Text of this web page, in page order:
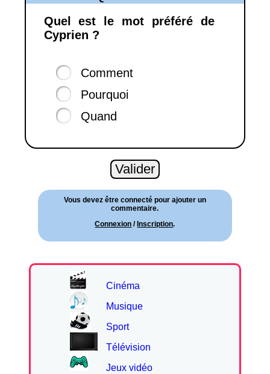
Quel est le mot préféré de
Cyprien ?
Comment
Pourquoi
Quand
Vous devez être connecté pour ajouter un
commentaire.
Connexion / Inscription.
Cinéma
Musique
Sport
Télévision
Jeux vidéo